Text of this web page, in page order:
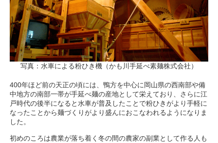
写真：水車による粉ひき機（かも川手延べ素麺株式会社）
400年ほど前の天正の頃には、鴨方を中心に岡山県の西南部や備
中地方の南部一帯が手延べ麺の産地として栄えており、さらに江
戸時代の後半になると水車が普及したことで粉ひきがより手軽に
なったことから麺づくりがより盛んにおこなわれるようになりま
した。
初めのころは農業が落ち着く冬の間の農家の副業として作る人も